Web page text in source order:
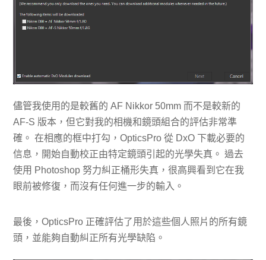
儘管我使用的是較舊的 AF Nikkor 50mm 而不是較新的
AF-S 版本，但它對我的相機和鏡頭組合的評估非常準
確。 在相應的框中打勾，OpticsPro 從 DxO 下載必要的
信息，開始自動校正由特定鏡頭引起的光學失真。 過去
使用 Photoshop 努力糾正桶形失真，很高興看到它在我
眼前被修復，而沒有任何進一步的輸入。
最後，OpticsPro 正確評估了用於這些個人照片的所有鏡
頭，並能夠自動糾正所有光學缺陷。